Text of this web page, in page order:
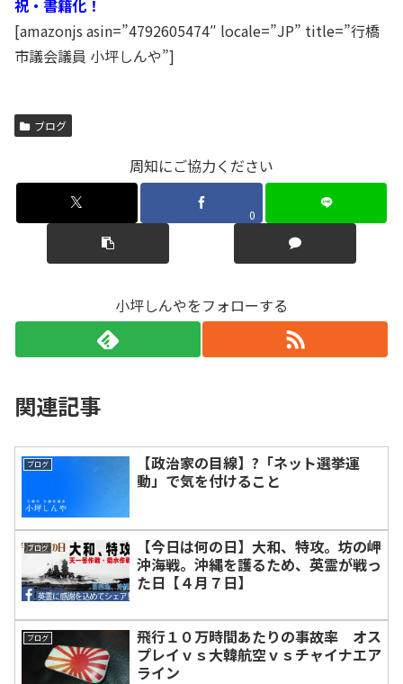
祝・書籍化！
[amazonjs asin=”4792605474″ locale=”JP” title=”行橋
市議会議員 小坪しんや”]
ブログ
周知にご協力ください
0
小坪しんやをフォローする
関連記事
ブログ
【政治家の目線】?「ネット選挙運
動」で気を付けること
ブログ
【今日は何の日】大和、特攻。坊の岬
沖海戦。沖縄を護るため、英霊が戦っ
た日【４月７日】
ブログ
飛行１０万時間あたりの事故率 オス
プレイｖｓ大韓航空ｖｓチャイナエア
ライン